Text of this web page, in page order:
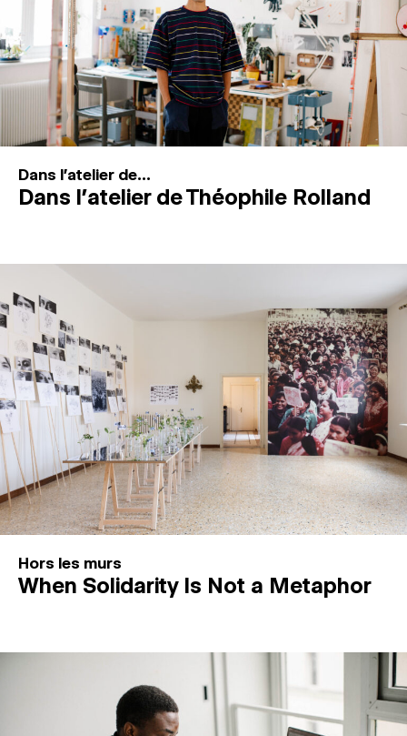
Recherche
Connexion
↓
Dans l'atelier de...
Dans l’atelier de Théophile Rolland
Hors les murs
When Solidarity Is Not a Metaphor